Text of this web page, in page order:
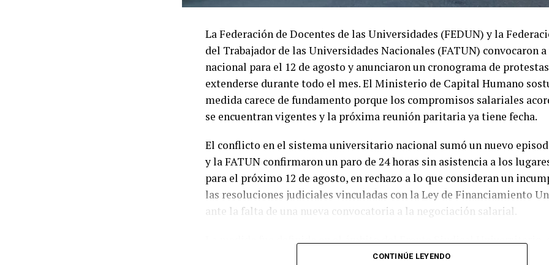
La Federación de Docentes de las Universidades (FEDUN) y la
del Trabajador de las Universidades Nacionales (FATUN) convocaron
nacional para el 12 de agosto y anunciaron un cronograma de
extenderse durante todo el mes. El Ministerio de Capital Humano
medida carece de fundamento porque los compromisos salariales
se encuentran vigentes y la próxima reunión paritaria ya tiene fecha.
El conflicto en el sistema universitario nacional sumó un nuevo
y la FATUN confirmaron un paro de 24 horas sin asistencia a los
para el próximo 12 de agosto, en rechazo a lo que consideran un
las resoluciones judiciales vinculadas con la Ley de Financiamiento
ante la falta de una nueva convocatoria a la negociación salarial.
La medida fue definida en el ámbito del Frente Sindical Universitario,
acompañamiento del Consejo Interuniversitario Nacional (CIN) y de
CONTINÚE LEYENDO